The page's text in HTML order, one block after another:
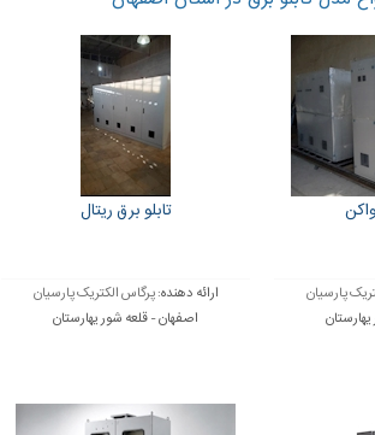
پارسیان
تابلو برق ریتال
ارائه دهنده:پرگاس الکتریک پارسیان
اصفهان - قلعه شور یهارستان